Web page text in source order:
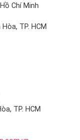
Chí Minh
TP. HCM
TP. HCM